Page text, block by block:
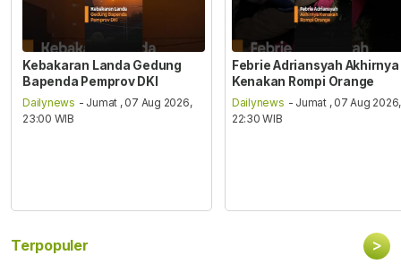
Kebakaran Landa Gedung
Bapenda Pemprov DKI
Dailynews - Jumat , 07 Aug 2026,
23:00 WIB
Febrie Adriansyah Akhirnya
Kenakan Rompi Orange
Dailynews - Jumat , 07 Aug 2026,
22:30 WIB
Terpopuler >